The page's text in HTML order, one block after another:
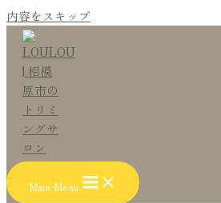
内容をスキップ
Main Menu